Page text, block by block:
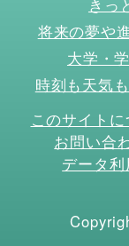
きっ
将来の夢や
大学・
時刻も天気
このサイトに
お問い合
データ利